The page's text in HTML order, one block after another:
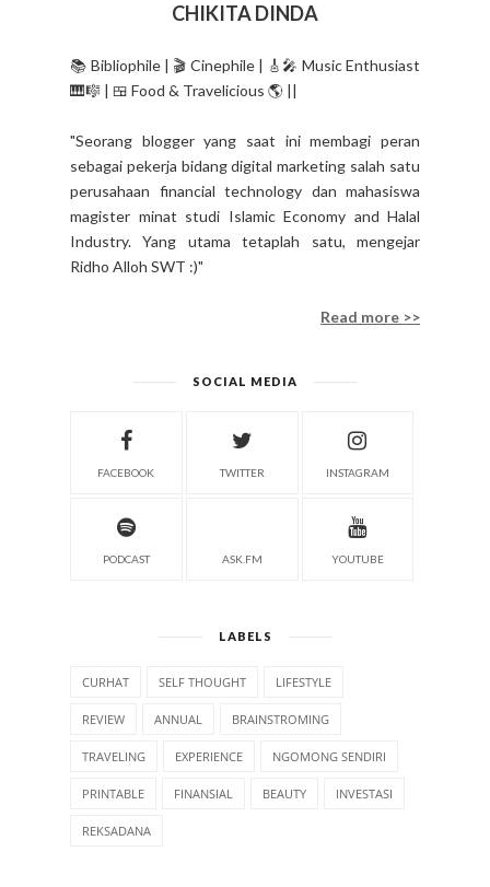
CHIKITA DINDA
📚 Bibliophile | 🎬 Cinephile | 🎸🎤 Music Enthusiast
🎹🎼 | 🍱 Food & Travelicious 🌎 ||
"Seorang blogger yang saat ini membagi peran
sebagai pekerja bidang digital marketing salah satu
perusahaan financial technology dan mahasiswa
magister minat studi Islamic Economy and Halal
Industry. Yang utama tetaplah satu, mengejar
Ridho Alloh SWT :)"
Read more >>
SOCIAL MEDIA
FACEBOOK TWITTER INSTAGRAM
PODCAST ASK.FM YOUTUBE
LABELS
CURHAT SELF THOUGHT LIFESTYLE
REVIEW ANNUAL BRAINSTROMING
TRAVELING EXPERIENCE NGOMONG SENDIRI
PRINTABLE FINANSIAL BEAUTY INVESTASI
REKSADANA